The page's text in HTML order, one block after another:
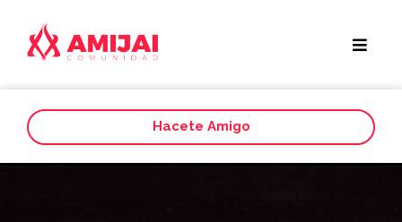
Hacete Amigo